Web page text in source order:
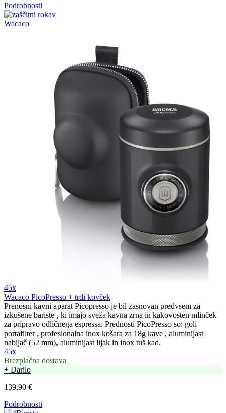
Podrobnosti
45x
Wacaco PicoPresso + trdi kovček
Prenosni kavni aparat Picopresso je bil zasnovan predvsem za
izkušene bariste , ki imajo sveža kavna zrna in kakovosten mlinček
za pripravo odličnega espressa. Prednosti PicoPresso so: goli
portafilter , profesionalna inox košara za 18g kave , aluminijast
nabijač (52 mm), aluminijast lijak in inox tuš kad.
45x
Brezplačna dostava
+ Darilo
139,90 €
Podrobnosti